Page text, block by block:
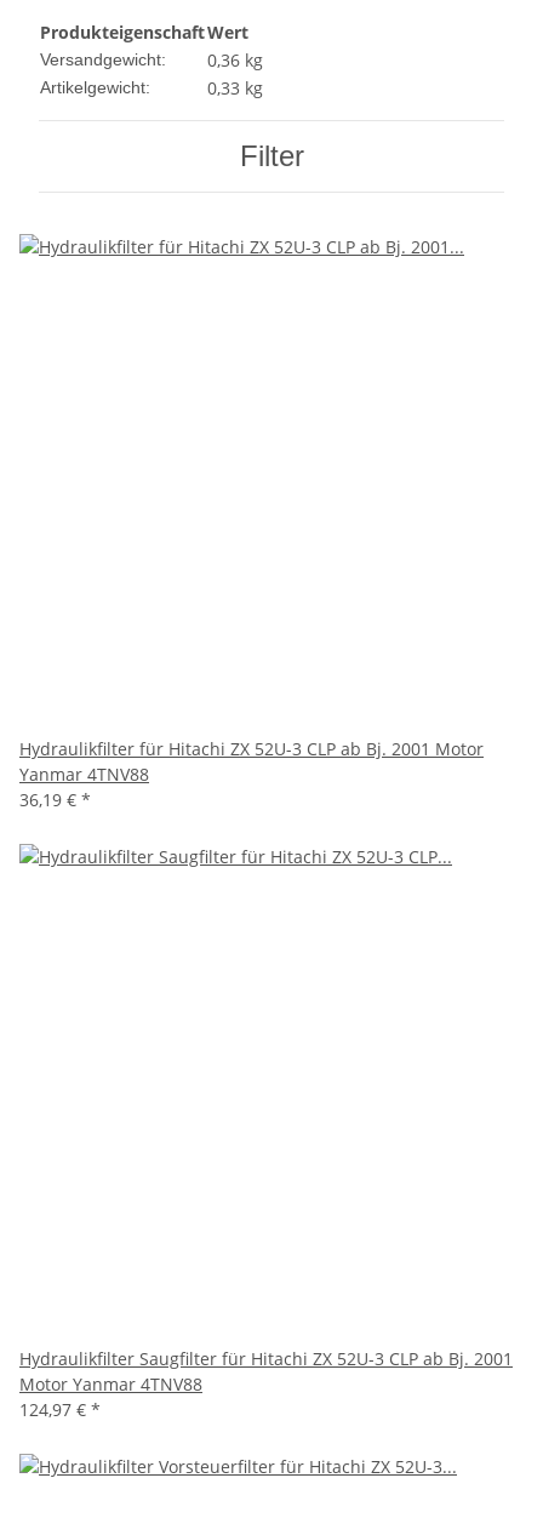
ProdukteigenschaftWert
Versandgewicht: 0,36 kg
Artikelgewicht: 0,33 kg
Filter
Hydraulikfilter für Hitachi ZX 52U-3 CLP ab Bj. 2001 Motor
Yanmar 4TNV88
36,19 € *
Hydraulikfilter Saugfilter für Hitachi ZX 52U-3 CLP ab Bj. 2001
Motor Yanmar 4TNV88
124,97 € *